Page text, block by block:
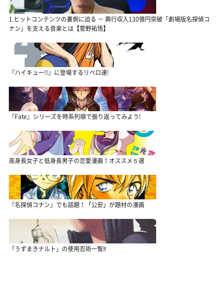
1.ヒットコンテンツの裏側に迫る － 興行収入130億円突破「劇場版名探偵コ
ナン」を支える音楽とは【菅野祐悟】
『ハイキュー!!』に登場するリベロ達!
『Fate』シリーズを時系列順で振り返ってみよう!
高身長女子と低身長男子の恋愛漫画！オススメ５選
『名探偵コナン』でも話題！「公安」が題材の漫画
「うずまきナルト」の使用忍術一覧‼